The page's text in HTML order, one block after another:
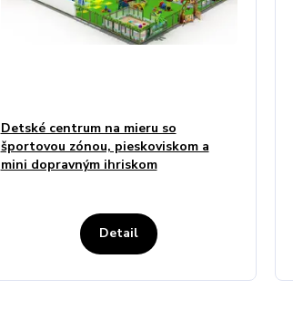
Detské centrum na mieru so
športovou zónou, pieskoviskom a
mini dopravným ihriskom
Detail